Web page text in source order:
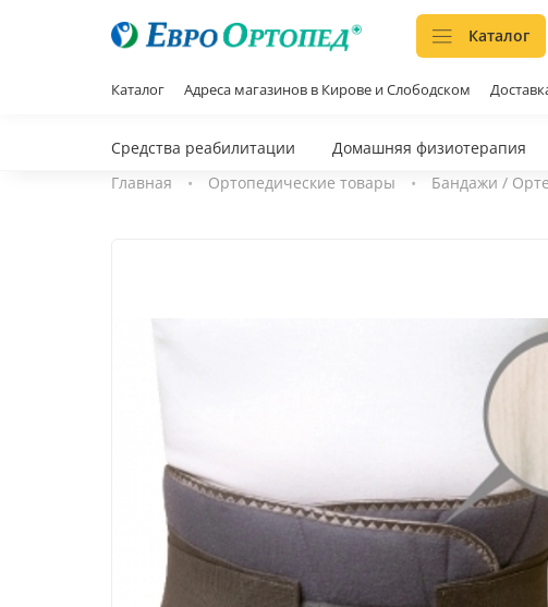
Каталог
Каталог Адреса магазинов в Кирове и Слободском
Средства реабилитации Домашняя физиотерапия
Главная
Ортопедические товары Бандажи /